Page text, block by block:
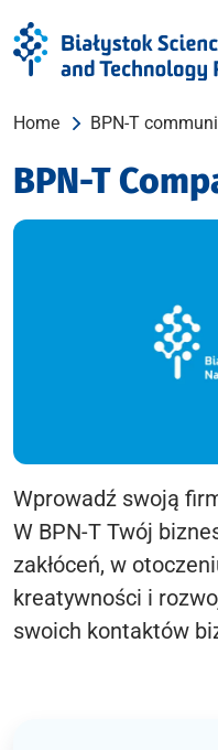
Home BPN-T
BPN-T
Wprowadź swoją
W BPN-T Twój
zakłóceń, w
kreatywności i
swoich kontaktów